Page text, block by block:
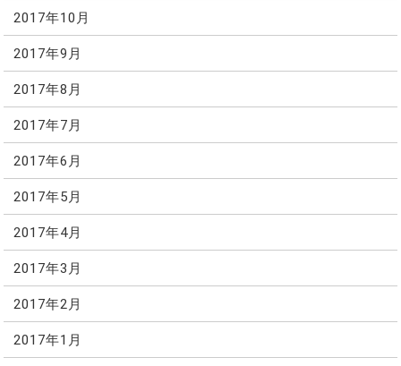
2017年10月
2017年9月
2017年8月
2017年7月
2017年6月
2017年5月
2017年4月
2017年3月
2017年2月
2017年1月